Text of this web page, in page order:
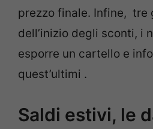
prezzo finale. Infine, tre
dell’inizio degli sconti, i
esporre un cartello e
quest’ultimi .
Saldi estivi, le